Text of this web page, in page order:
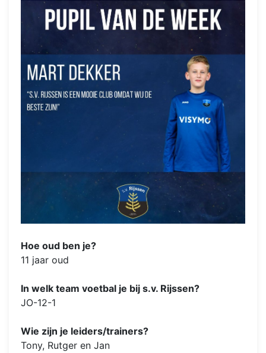
Hoe oud ben je?
11 jaar oud
In welk team voetbal je bij s.v. Rijssen?
JO-12-1
Wie zijn je leiders/trainers?
Tony, Rutger en Jan